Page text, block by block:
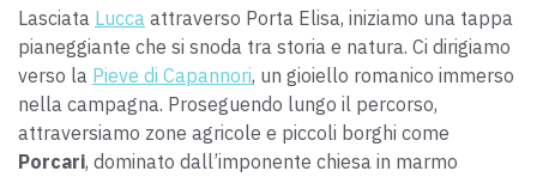
Lasciata Lucca attraverso Porta Elisa, iniziamo una tappa
pianeggiante che si snoda tra storia e natura. Ci dirigiamo
verso la Pieve di Capannori, un gioiello romanico immerso
nella campagna. Proseguendo lungo il percorso,
attraversiamo zone agricole e piccoli borghi come
Porcari, dominato dall’imponente chiesa in marmo